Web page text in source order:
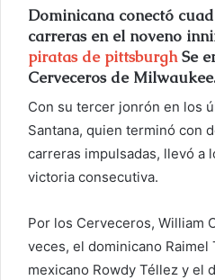
Dominicana conectó
carreras en el noveno
piratas de pittsburghSe
Cerveceros de
Con su tercer jonrón en los
Santana, quien terminó con
carreras impulsadas, llevó a
victoria consecutiva.
Por los Cerveceros, William
veces, el dominicano Raimel
mexicano Rowdy Téllez y el